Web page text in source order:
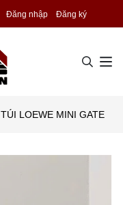
Đăng nhập Đăng ký
TÚI LOEWE MINI GATE